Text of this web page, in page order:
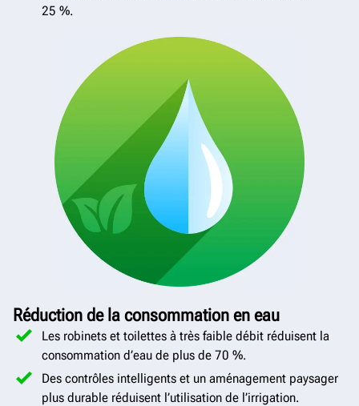
25 %.
Réduction de la consommation en eau
Les robinets et toilettes à très faible débit réduisent la
consommation d’eau de plus de 70 %.
Des contrôles intelligents et un aménagement paysager
plus durable réduisent l’utilisation de l’irrigation.